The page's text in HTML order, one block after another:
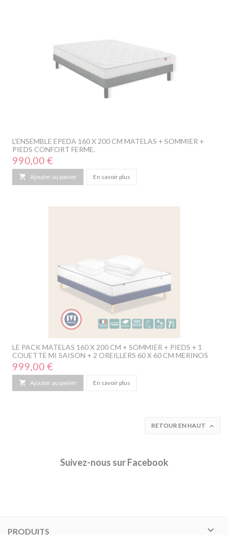
L'ENSEMBLE EPEDA 160 X 200 CM MATELAS + SOMMIER +
PIEDS CONFORT FERME.
Prix
990,00 €
 Ajouter au panier En savoir plus
LE PACK MATELAS 160 X 200 CM + SOMMIER + PIEDS + 1
COUETTE MI SAISON + 2 OREILLERS 60 X 60 CM MERINOS
Prix
999,00 €
 Ajouter au panier En savoir plus
RETOUR EN HAUT 
Suivez-nous sur Facebook
PRODUITS 